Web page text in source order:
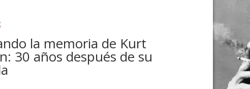
la memoria de Kurt
30 años después de su